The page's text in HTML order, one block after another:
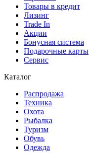
Товары в кредит
Лизинг
Trade In
Акции
Бонусная система
Подарочные карты
Сервис
Каталог
Распродажа
Техника
Охота
Рыбалка
Туризм
Обувь
Одежда